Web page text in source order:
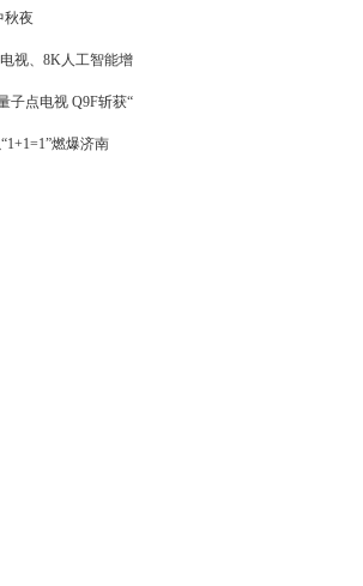
秋夜
视、8K人工智能增
子点电视 Q9F斩获“
燃爆济南